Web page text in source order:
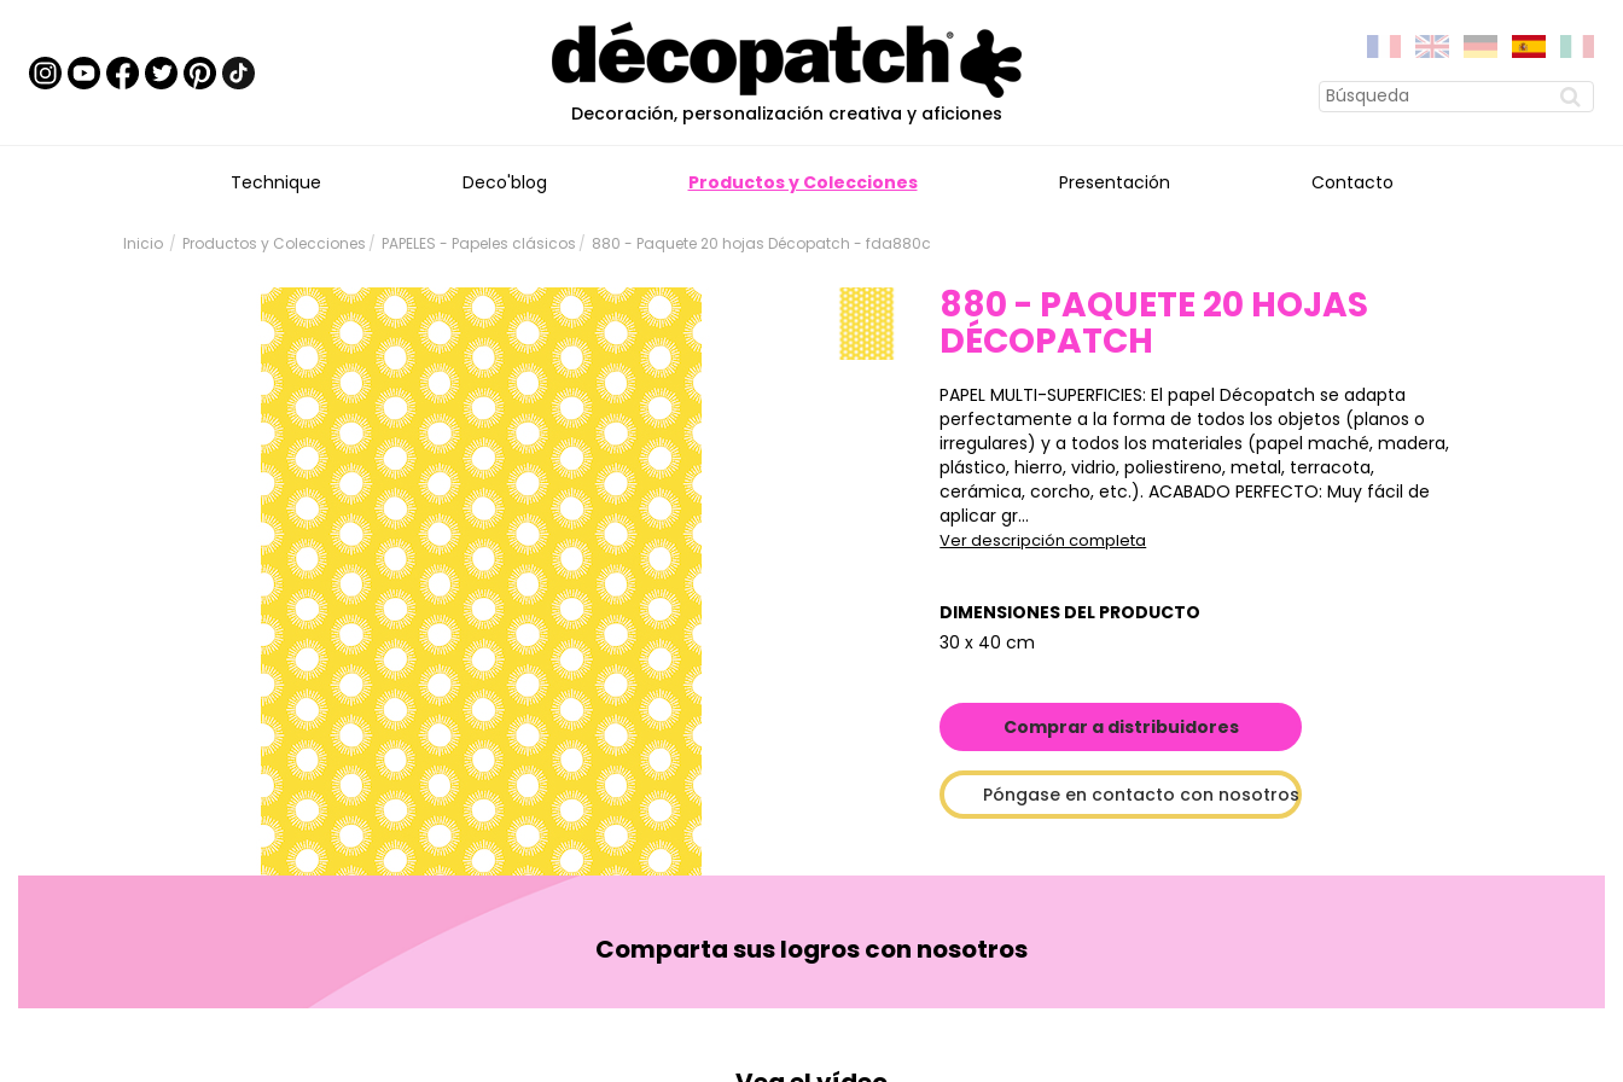
Decoración, personalización creativa y aficiones
Technique Deco'blog Productos y Colecciones Presentación Contacto
Inicio Productos y Colecciones PAPELES - Papeles clásicos 880 - Paquete 20 hojas Décopatch - fda880c
880 - PAQUETE 20 HOJAS
DÉCOPATCH
PAPEL MULTI-SUPERFICIES: El papel Décopatch se adapta
perfectamente a la forma de todos los objetos (planos o
irregulares) y a todos los materiales (papel maché, madera,
plástico, hierro, vidrio, poliestireno, metal, terracota,
cerámica, corcho, etc.). ACABADO PERFECTO: Muy fácil de
aplicar gr...
Ver descripción completa
DIMENSIONES DEL PRODUCTO
30 x 40 cm
Comprar a distribuidores
Póngase en contacto con nosotros
Comparta sus logros con nosotros